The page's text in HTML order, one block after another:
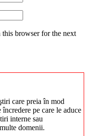
this browser for the next
care preia în mod
pe care le aduce
interne sau
domenii.